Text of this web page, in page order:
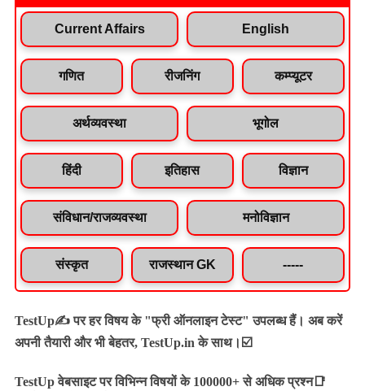
Current Affairs English
गणित रीजनिंग कम्प्यूटर
अर्थव्यवस्था भूगोल
हिंदी इतिहास विज्ञान
संविधान/राजव्यवस्था मनोविज्ञान
संस्कृत राजस्थान GK -----
TestUp✍️ पर हर विषय के "फ्री ऑनलाइन टेस्ट" उपलब्ध हैं। अब करें
अपनी तैयारी और भी बेहतर, TestUp.in के साथ।☑️
TestUp वेबसाइट पर विभिन्न विषयों के 100000+ से अधिक प्रश्न📑